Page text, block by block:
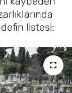
listesi: